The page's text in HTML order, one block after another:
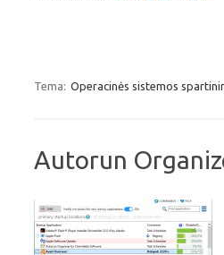
Tema: Operacinės sistemos
Autorun